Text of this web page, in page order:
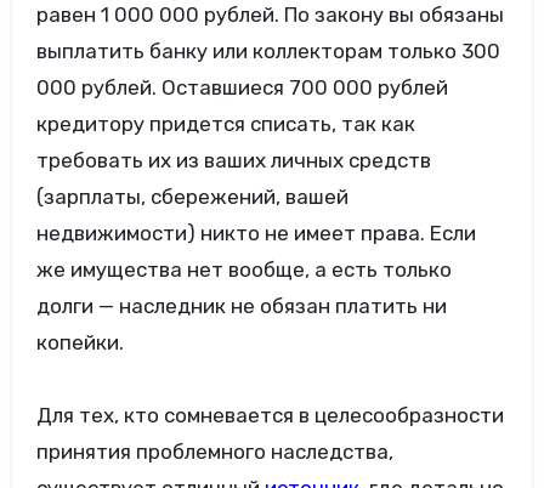
равен 1 000 000 рублей. По закону вы обязаны
выплатить банку или коллекторам только 300
000 рублей. Оставшиеся 700 000 рублей
кредитору придется списать, так как
требовать их из ваших личных средств
(зарплаты, сбережений, вашей
недвижимости) никто не имеет права. Если
же имущества нет вообще, а есть только
долги — наследник не обязан платить ни
копейки.
Для тех, кто сомневается в целесообразности
принятия проблемного наследства,